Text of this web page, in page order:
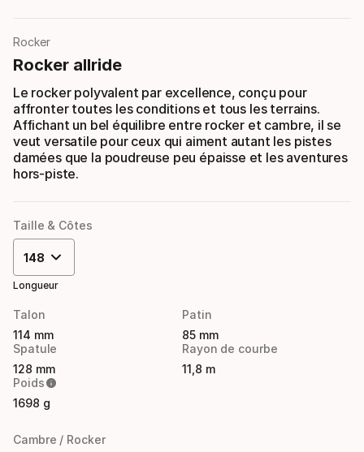
Rocker
Rocker allride
Le rocker polyvalent par excellence, conçu pour
affronter toutes les conditions et tous les terrains.
Affichant un bel équilibre entre rocker et cambre, il se
veut versatile pour ceux qui aiment autant les pistes
damées que la poudreuse peu épaisse et les aventures
hors-piste.
Taille & Côtes
148
Longueur
Talon
114 mm
Patin
85 mm
Spatule
128 mm
Rayon de courbe
11,8 m
Poids
1698 g
Cambre / Rocker